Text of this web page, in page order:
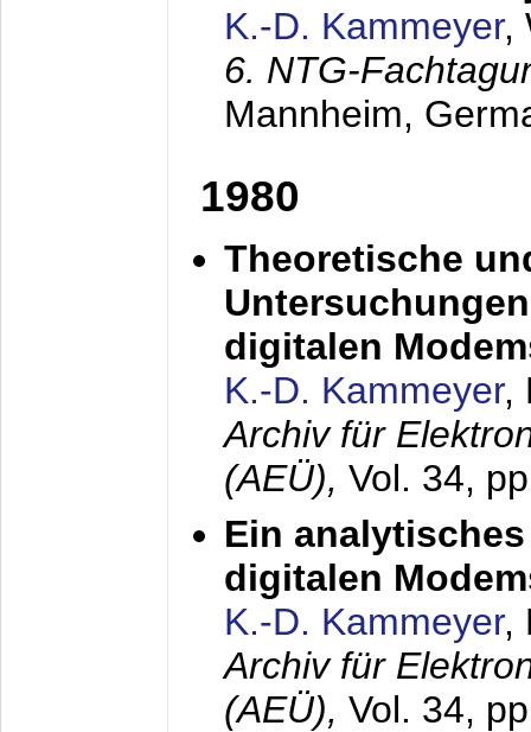
K.-D. Kammeyer,
6. NTG-
Mannheim,
1980
Theoretische
digitalen
K.-D. Kammeyer,
Archiv für
(AEÜ), Vol. 34,
Ein
digitalen
K.-D. Kammeyer,
Archiv für
(AEÜ), Vol. 34,